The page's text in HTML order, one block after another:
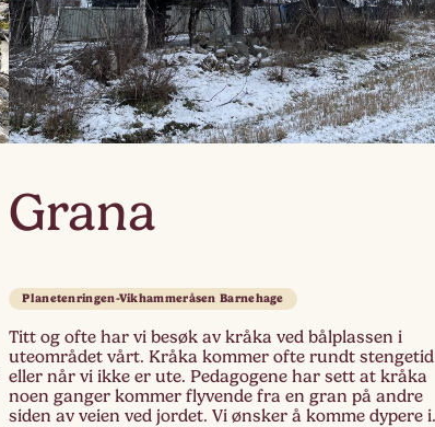
Grana
Planetenringen-Vikhammeråsen Barnehage
Titt og ofte har vi besøk av kråka ved bålplassen i
uteområdet vårt. Kråka kommer ofte rundt stengetid
eller når vi ikke er ute. Pedagogene har sett at kråka
noen ganger kommer flyvende fra en gran på andre
siden av veien ved jordet. Vi ønsker å komme dypere i